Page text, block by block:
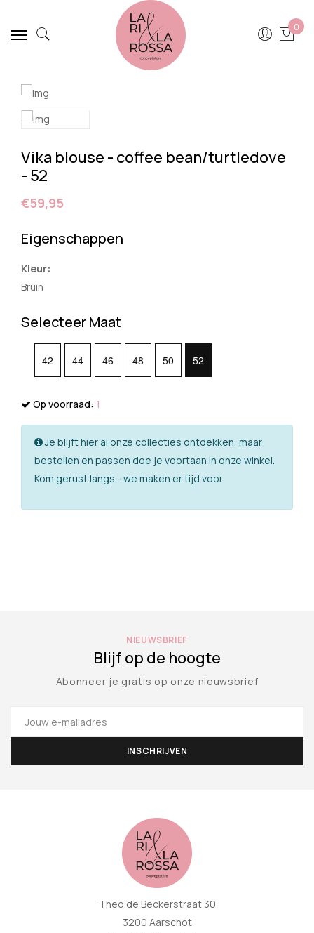
0
Vika blouse - coffee bean/turtledove
- 52
€59,95
Eigenschappen
Kleur:
Bruin
Selecteer Maat
42 44 46 48 50 52
Op voorraad: 1
Je blijft hier al onze collecties ontdekken, maar
bestellen en passen doe je voortaan in onze winkel.
Kom gerust langs - we maken er tijd voor.
NIEUWSBRIEF
Blijf op de hoogte
Abonneer je gratis op onze nieuwsbrief
Theo de Beckerstraat 30
3200 Aarschot